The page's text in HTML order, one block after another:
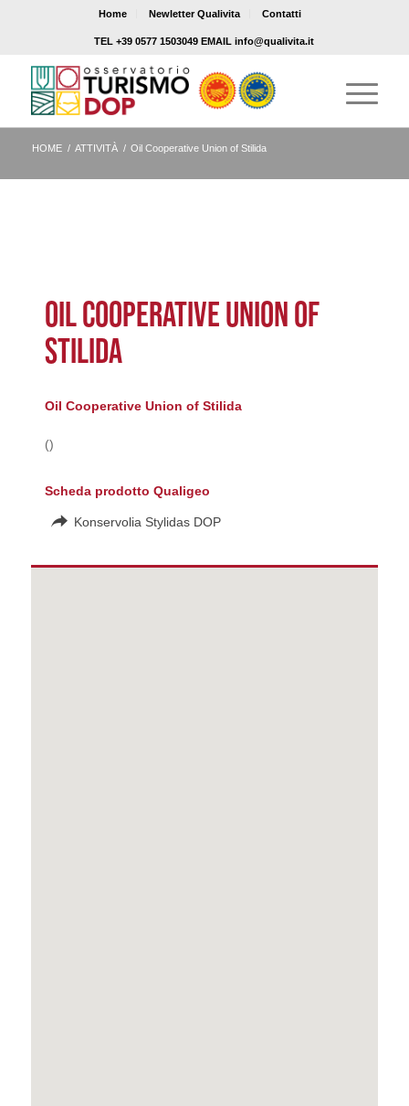
Home Newletter Qualivita Contatti
TEL +39 0577 1503049 EMAIL info@qualivita.it
HOME / ATTIVITÀ / Oil Cooperative Union of Stilida
OIL COOPERATIVE UNION OF
STILIDA
Oil Cooperative Union of Stilida
()
Scheda prodotto Qualigeo
Konservolia Stylidas DOP